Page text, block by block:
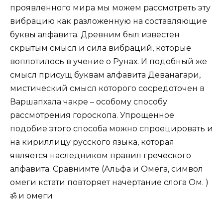
проявленного мира мы можем рассмотреть эту
вибрацию как разложенную на составляющие
буквы алфавита. Древним был известен
скрытым смысл и сила вибраций, которые
воплотилось в учение о Рунах. И подобный же
смысл присущ буквам алфавита Деванагари,
мистический смысл которого сосредоточен в
Варшапхала чакре – особому способу
рассмотрения гороскопа. Упрощенное
подобие этого способа можно спроецировать и
на кириллицу русского языка, которая
является наследником правил греческого
алфавита. Сравнимте (Альфа и Омега, символ
омеги кстати повторяет начертание слога Ом. )
ॐ и омеги